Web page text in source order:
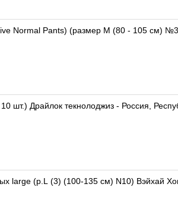
Normal Pants) (размер M (80 - 105 см)
шт.) Драйлок текнолоджиз - Россия,
large (р.L (3) (100-135 см) N10) Вэйхай